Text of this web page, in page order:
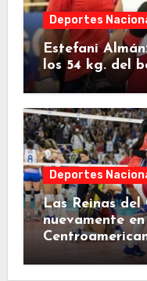
Deportes
Estefani
los 54 kg. del
Deportes
Las Reinas del
nuevamente